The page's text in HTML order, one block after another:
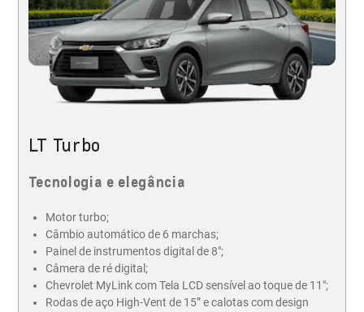
LT Turbo
Tecnologia e elegância
Motor turbo;
Câmbio automático de 6 marchas;
Painel de instrumentos digital de 8";
Câmera de ré digital;
Chevrolet MyLink com Tela LCD sensível ao toque de 11";
Rodas de aço High-Vent de 15” e calotas com design